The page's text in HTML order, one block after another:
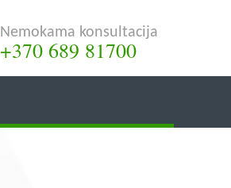
Nemokama konsultacija
+370 689 81700